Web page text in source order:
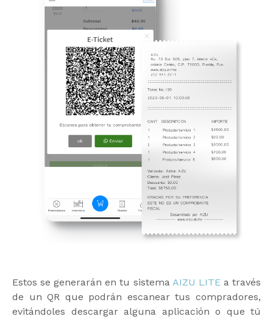
Estos se generarán en tu sistema AIZU LITEa través
de un QR que podrán escanear tus compradores,
evitándoles descargar alguna aplicación o que tú